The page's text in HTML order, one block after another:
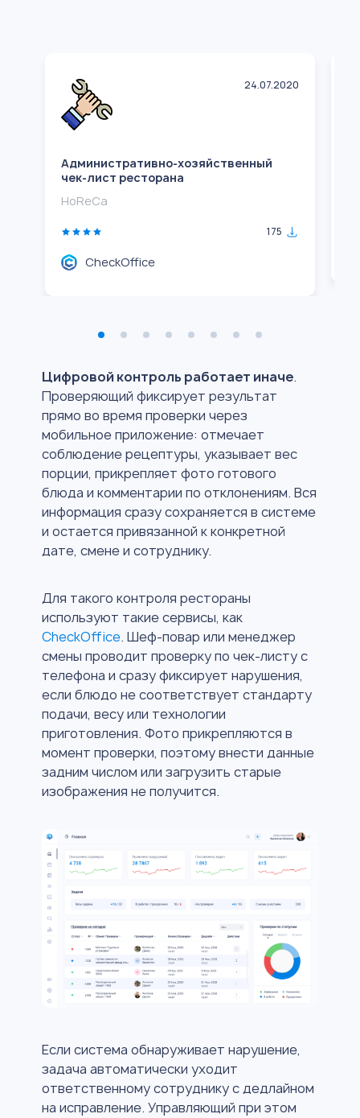
24.07.2020
Административно-хозяйственный
чек-лист ресторана
HoReCa
175
CheckOffice
Цифровой контроль работает иначе.
Проверяющий фиксирует результат
прямо во время проверки через
мобильное приложение: отмечает
соблюдение рецептуры, указывает вес
порции, прикрепляет фото готового
блюда и комментарии по отклонениям. Вся
информация сразу сохраняется в системе
и остается привязанной к конкретной
дате, смене и сотруднику.
Для такого контроля рестораны
используют такие сервисы, как
CheckOffice. Шеф-повар или менеджер
смены проводит проверку по чек-листу с
телефона и сразу фиксирует нарушения,
если блюдо не соответствует стандарту
подачи, весу или технологии
приготовления. Фото прикрепляются в
момент проверки, поэтому внести данные
задним числом или загрузить старые
изображения не получится.
Если система обнаруживает нарушение,
задача автоматически уходит
ответственному сотруднику с дедлайном
на исправление. Управляющий при этом